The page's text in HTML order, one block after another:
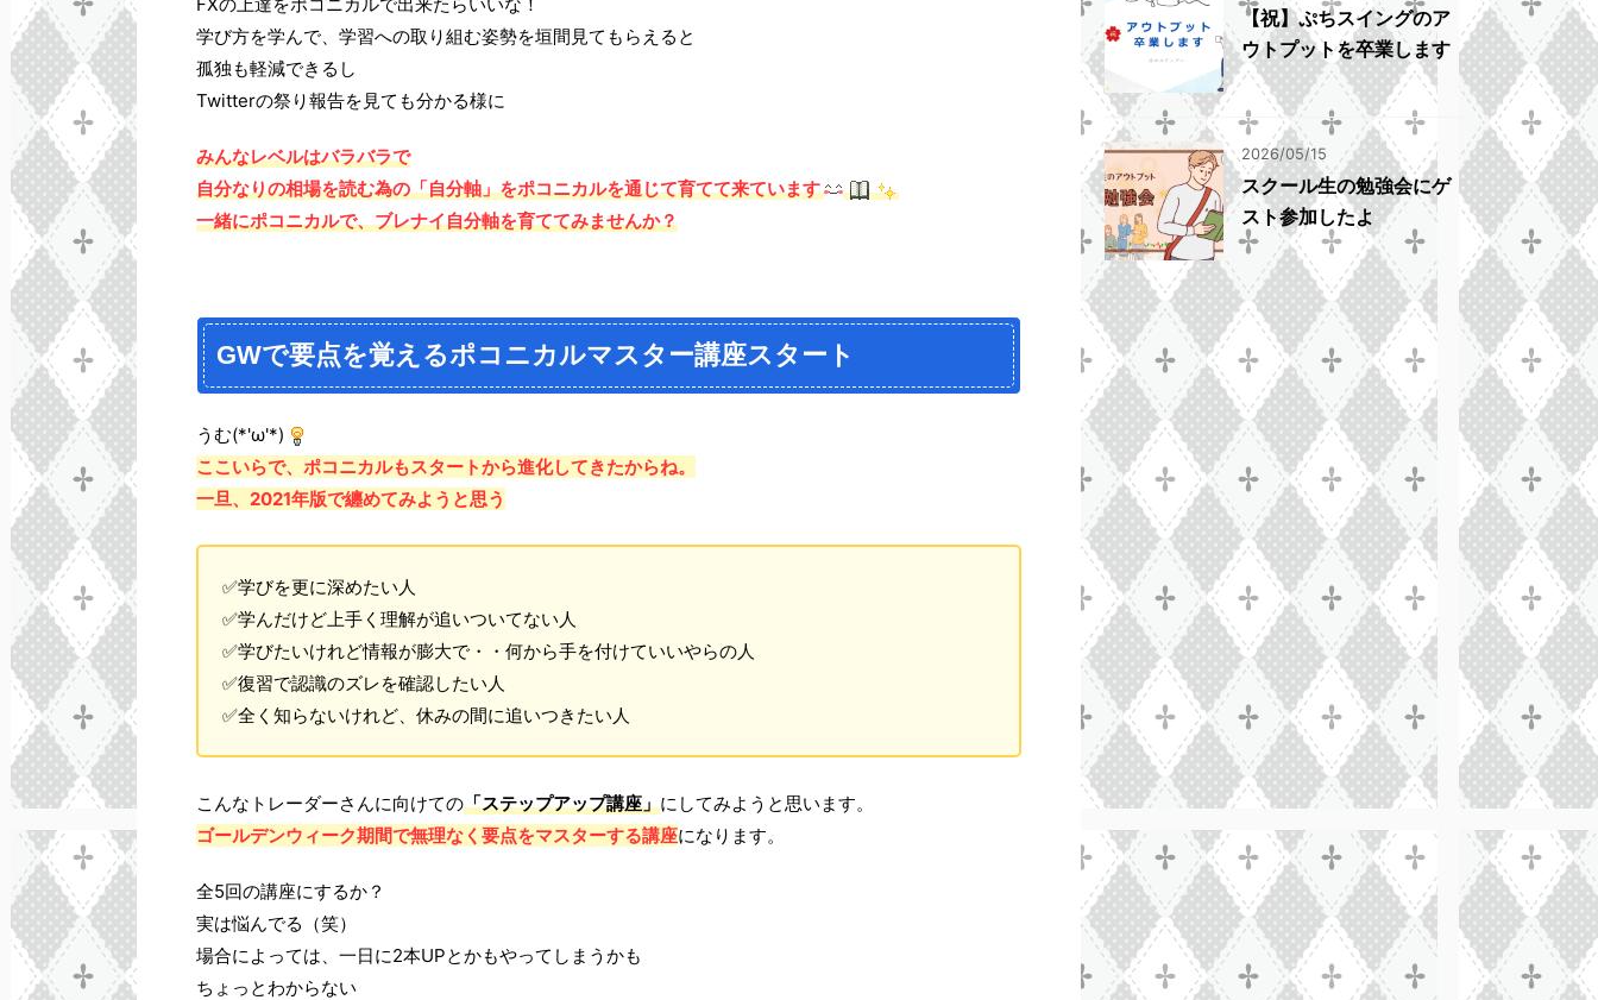
学び方を学んで、学習への取り組む姿勢を垣間見てもらえると
孤独も軽減できるし
Twitterの祭り報告を見ても分かる様に
みんなレベルはバラバラで
自分なりの相場を読む為の「自分軸」をポコニカルを通じて育てて来ています
一緒にポコニカルで、ブレナイ自分軸を育ててみませんか？
GWで要点を覚えるポコニカルマスター講座スタート
うむ(*'ω'*)
ここいらで、ポコニカルもスタートから進化してきたからね。
一旦、2021年版で纏めてみようと思う
✅学びを更に深めたい人
✅学んだけど上手く理解が追いついてない人
✅学びたいけれど情報が膨大で・・何から手を付けていいやらの人
✅復習で認識のズレを確認したい人
✅全く知らないけれど、休みの間に追いつきたい人
こんなトレーダーさんに向けての「ステップアップ講座」にしてみようと思います。
ゴールデンウィーク期間で無理なく要点をマスターする講座になります。
全5回の講座にするか？
実は悩んでる（笑）
場合によっては、一日に2本UPとかもやってしまうかも
ちょっとわからない
【祝】ぷちスイングのア
ウトプットを卒業します
2026/05/15
スクール生の勉強会にゲ
スト参加したよ